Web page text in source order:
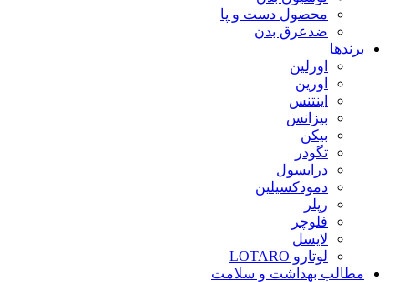
محصول دست و پا
ضدعرق بدن
برندها
اورلین
اورین
اینتنس
بیزانس
بیکن
تگودر
درایسول
دمودکسیلین
رپلر
فلوچر
لایسل
لوتارو LOTARO
مطالب بهداشت و سلامت